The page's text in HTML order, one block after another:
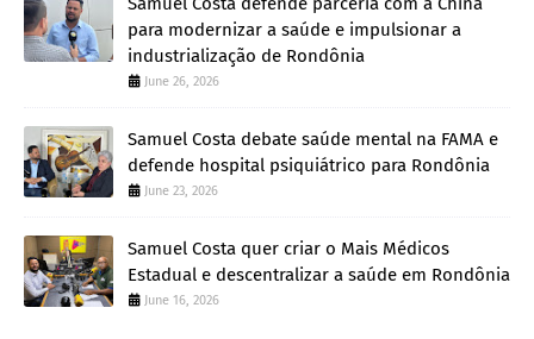
para modernizar a saúde e impulsionar a
industrialização de Rondônia
June 26, 2026
Samuel Costa debate saúde mental na FAMA e
defende hospital psiquiátrico para Rondônia
June 23, 2026
Samuel Costa quer criar o Mais Médicos
Estadual e descentralizar a saúde em Rondônia
June 16, 2026